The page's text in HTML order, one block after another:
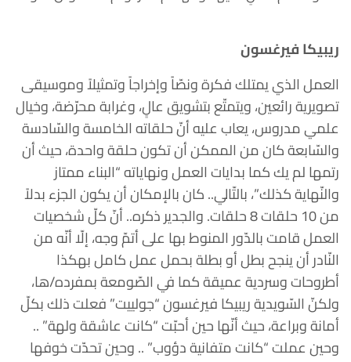
ريبيكا فيرغسون
العمل الذي يمتلك فكرة ونصّاً وإخراجاً وتمثيلاً وموسيقى
تصويرية رائعين، ويتمتّع بتشويق عالٍ، وغرابة محرّضة، وخيال
علمي مدروس، يعاب عليه أنّ حلقاته الخامسة والسّادسة
والسّابعة كان من الممكن أن تكون حلقة واحدة، حيث أن
رتمها لم يك كما بدايات العمل ونهاياته “البناء ممتاز
والنّهاية كذلك”، بالتّالي.. كان بالإمكان أن يكون الجزء بدلاً
من 10 حلقات 8 حلقات. والجدير ذكره.. أنّ كلّ شخصيات
العمل قامت بالدّور المنوط بها على أتمّ وجه، إلّا أنّه من
النّادر أن ينجح بطل أو بطلة بحمل عمل كامل بهكذا
أطروحات وسردية عميقة كما في الصّومعة بمفرده/ها،
ولكنّ السّويدية ريبيكا فيرغسون “جولييت” فعلت ذلك بكلّ
أمانة وبراعة، حيث أنّها حين أحبّت “كانت عاشقة ولهة” ..
وحين عملت “كانت متفانية دؤوب” .. وحين تحدّت خوفها